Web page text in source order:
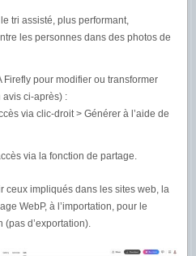
tri assisté, plus performant,
les personnes dans des photos de
Firefly pour modifier ou transformer
ci-après) :
via clic-droit > Générer à l’aide de
via la fonction de partage.
ceux impliqués dans les sites web, la
WebP, à l’importation, pour le
d’exportation).